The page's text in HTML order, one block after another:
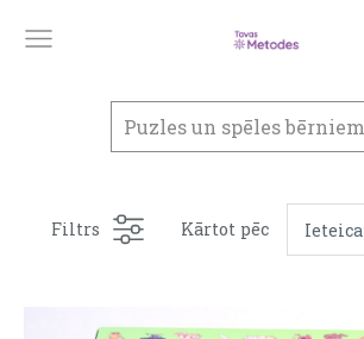
Puzles un spēles bērniem
Filtrs Kārtot pēc